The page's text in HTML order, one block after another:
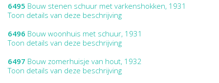
6495 Bouw stenen schuur met varkenshokken, 1931
Toon details van deze beschrijving
6496 Bouw woonhuis met schuur, 1931
Toon details van deze beschrijving
6497 Bouw zomerhuisje van hout, 1932
Toon details van deze beschrijving